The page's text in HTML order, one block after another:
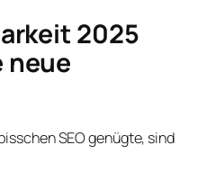
2025
neue
SEO genügte, sind